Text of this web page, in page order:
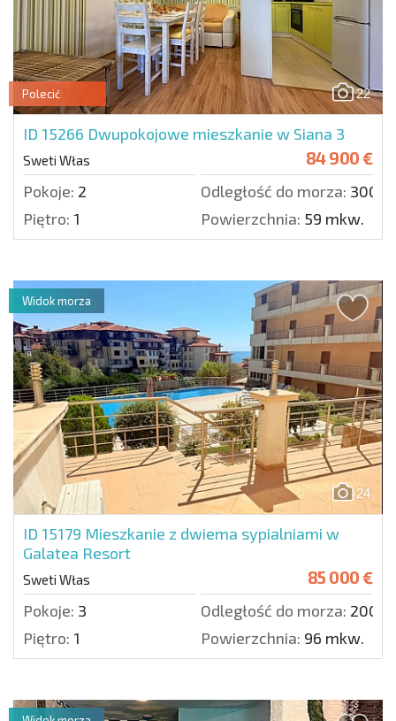
22
Polecić
ID 15266 Dwupokojowe mieszkanie w Siana 3
Sweti Włas 84 900 €
Pokoje: 2 Odległość do morza: 300
Piętro: 1 Powierzchnia: 59 mkw.
24
ID 15179 Mieszkanie z dwiema sypialniami w
Galatea Resort
Sweti Włas 85 000 €
Pokoje: 3 Odległość do morza: 200
Piętro: 1 Powierzchnia: 96 mkw.
Widok morza